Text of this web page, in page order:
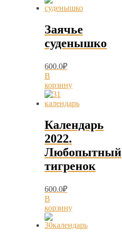
Заячье
суденышко
600.0₽
В
корзину
Календарь
2022.
Любопытный
тигренок
600.0₽
В
корзину